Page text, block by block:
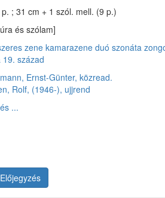
p. ; 31 cm + 1 szól. mell. (9 p.)
és szólam]
zene kamarazene duó szonáta
19. század
Ernst-Günter, közread.
Rolf, (1946-), ujjrend
...
Előjegyzés